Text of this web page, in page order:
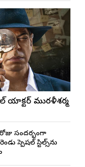
యాక్టర్ మురళీశర్మ
సందర్భంగా
స్పెషల్ స్టిల్స్‌ను